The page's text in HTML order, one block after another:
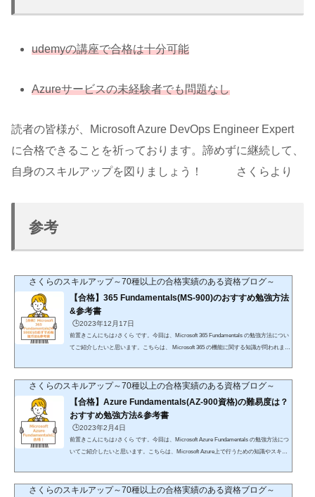
udemyの講座で合格は十分可能
Azureサービスの未経験者でも問題なし
読者の皆様が、Microsoft Azure DevOps Engineer Expert
に合格できることを祈っております。諦めずに継続して、
自身のスキルアップを図りましょう！ さくらより
参考
さくらのスキルアップ～70種以上の合格実績のある資格ブログ～
【合格】365 Fundamentals(MS-900)のおすすめ勉強方法
&参考書
🕒️2023年12月17日
前置きこんにちは♪さくら です。今回は、Microsoft 365 Fundamentals の勉強方法につい
てご紹介したいと思います。こちらは、 Microsoft 365 の機能に関する知識が問われま
と、udemyの講座で合格は十分可能Azureサービスの未経験者でも問題なし楽天koboを利
ることをおすすめし...
さくらのスキルアップ～70種以上の合格実績のある資格ブログ～
【合格】Azure Fundamentals(AZ-900資格)の難易度は？
おすすめ勉強方法&参考書
🕒️2023年2月4日
前置きこんにちは♪さくら です。今回は、Microsoft Azure Fundamentals の勉強方法につ
いてご紹介したいと思います。こちらは、Microsoft Azure上で行うための知識やスキル
スの未経験者でも問題なしhttps://trk.udemy.com/raY3Njhttps://trk.udemy.com/kOY3G0楽天
さくらのスキルアップ～70種以上の合格実績のある資格ブログ～